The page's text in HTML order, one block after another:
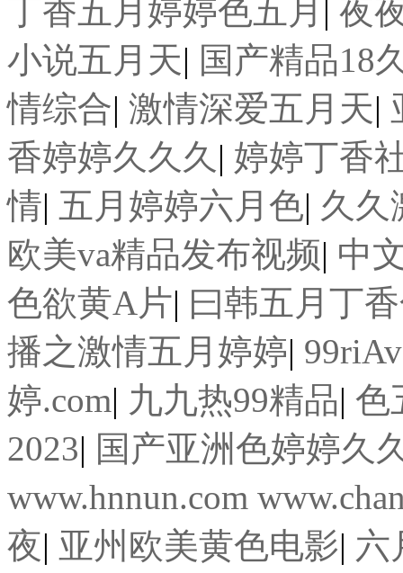
丁香五月婷婷色五月 | 夜
小说五月天| 国产精品18
情综合| 激情深爱五月天|
香婷婷久久久 | 婷婷丁香
情| 五月婷婷六月色| 久久
欧美va精品发布视频| 中
色欲黄A片| 曰韩五月丁
播之激情五月婷婷|
婷.com| 九九热99精品| 色
2023| 国产亚洲色婷婷久
www.hnnun.com
夜| 亚州欧美黄色电影| 六